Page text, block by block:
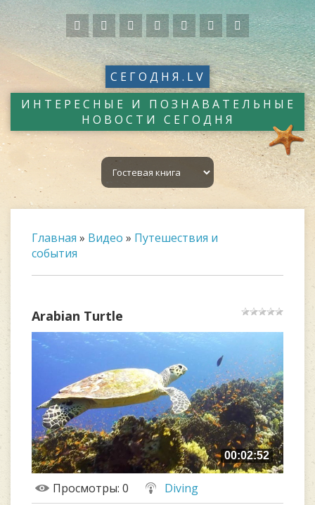
СЕГОДНЯ.LV
ИНТЕРЕСНЫЕ И ПОЗНАВАТЕЛЬНЫЕ
НОВОСТИ СЕГОДНЯ
Главная » Видео » Путешествия и
события
Arabian Turtle
00:02:52
Просмотры: 0
Diving